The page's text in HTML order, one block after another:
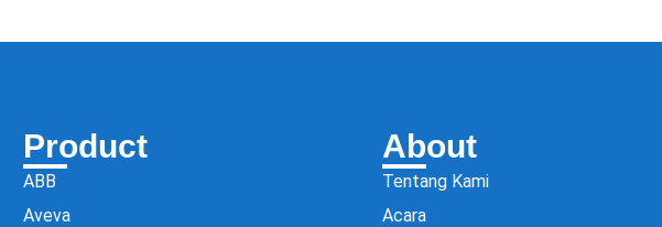
Product
ABB
Aveva
About
Tentang Kami
Acara